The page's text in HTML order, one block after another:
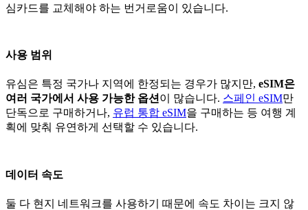
심카드를 교체해야 하는 번거로움이 있습니다.
사용 범위
유심은 특정 국가나 지역에 한정되는 경우가 많지만, eSIM은
여러 국가에서 사용 가능한 옵션 이 많습니다. 스페인 eSIM만
단독으로 구매하거나, 유럽 통합 eSIM을 구매하는 등 여행 계
획에 맞춰 유연하게 선택할 수 있습니다.
데이터 속도
둘 다 현지 네트워크를 사용하기 때문에 속도 차이는 크지 않